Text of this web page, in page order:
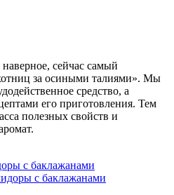
сейчас самый
за осиными талиями». Мы
средство, а
его приготовления. Тем
полезных свойств и
с баклажанами